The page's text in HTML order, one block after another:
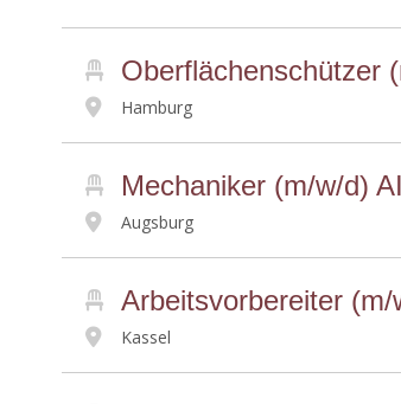
Oberflächenschützer
Hamburg
Mechaniker (m/w/d)
Augsburg
Arbeitsvorbereiter (m/
Kassel